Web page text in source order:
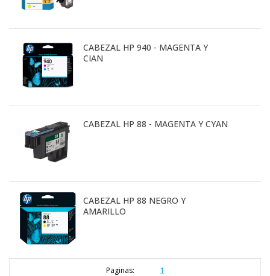
CABEZAL HP 940 - MAGENTA Y
CIAN
CABEZAL HP 88 - MAGENTA Y CYAN
CABEZAL HP 88 NEGRO Y
AMARILLO
Paginas: 1